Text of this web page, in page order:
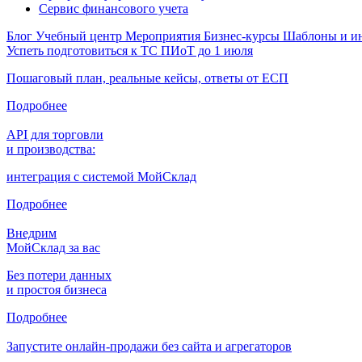
Сервис финансового учета
Блог Учебный центр Мероприятия Бизнес-курсы Шаблоны и
Успеть подготовиться к ТС ПИоТ до 1 июля
Пошаговый план, реальные кейсы, ответы от ЕСП
Подробнее
API для торговли
и производства:
интеграция с системой МойСклад
Подробнее
Внедрим
МойСклад за вас
Без потери данных
и простоя бизнеса
Подробнее
Запустите онлайн-продажи без сайта и агрегаторов